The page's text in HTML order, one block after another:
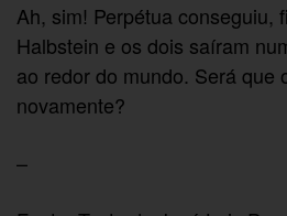
Ah, sim! Perpétua conseguiu,
Halbstein e os dois saíram
ao redor do mundo. Será que
novamente?
–